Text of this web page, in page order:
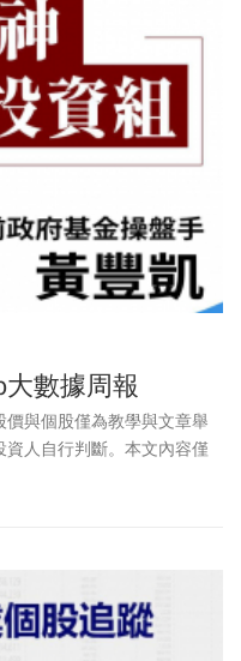
大數據周報
與個股僅為教學與文章舉
人自行判斷。本文內容僅
印、轉載，或以任何型態